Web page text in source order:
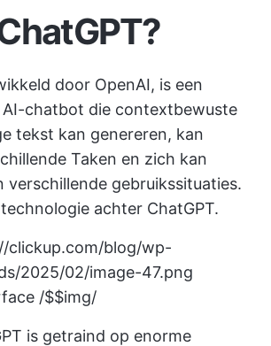
door OpenAI, is een
AI-chatbot die contextbewuste
tekst kan genereren, kan
Taken en zich kan
verschillende gebruikssituaties.
achter ChatGPT.
clickup.com/blog/wp-
2025/02/image-47.png
/$$img/
is getraind op enorme